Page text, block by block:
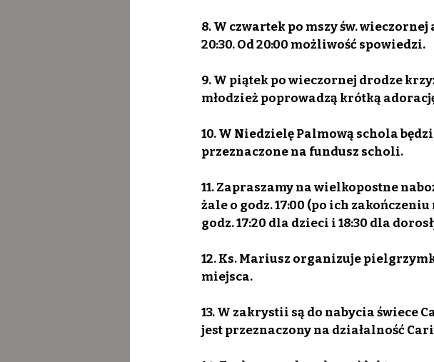
8. W czwartek po mszy św.
20:30. Od 20:00 możliwość spowiedzi.
9. W piątek po wieczornej drodze
młodzież poprowadzą krótką
10. W Niedzielę Palmową schola
przeznaczone na fundusz scholi.
11. Zapraszamy na wielkopostne
żale o godz. 17:00 (po ich
godz. 17:20 dla dzieci i 18:30 dla
12. Ks. Mariusz organizuje
miejsca.
13. W zakrystii są do nabycia świece
jest przeznaczony na działalność